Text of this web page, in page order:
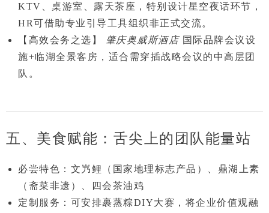
KTV、桌游室、露天茶座，特别设计星空夜话环节，
HR可借助专业引导工具组织非正式交流。
【高效会务之选】
肇庆奥威斯酒店国际品牌会议设
施+临湖全景客房，适合需穿插战略会议的中高层团
队。
五、美食赋能：舌尖上的团队能量站
必尝特色 ：文㞧鲤（国家地理标志产品）、鼎湖上素
（斋菜非遗）、四会茶油鸡
定制服务 ：可安排裹蒸粽DIY大赛 ，将企业价值观融